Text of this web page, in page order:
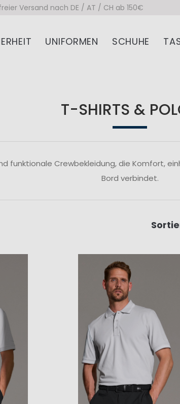
Versand nach DE / AT / CH ab 150€
UNIFORMEN SCHUHE
T-SHIRTS &
funktionale Crewbekleidung, die Komfort,
Bord verbindet.